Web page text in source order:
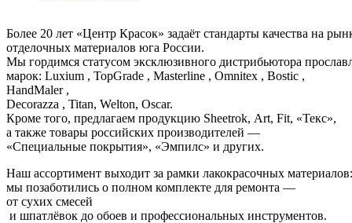
Более 20 лет «Центр Красок» задаёт стандарты качества на
отделочных материалов юга России.
Мы гордимся статусом эксклюзивного дистрибьютора
марок: Luxium , TopGrade , Masterline , Omnitex , Bostic ,
HandMaler ,
Decorazza , Titan, Welton, Oscar.
Кроме того, предлагаем продукцию Sheetrok, Art, Fit, «Текс»,
а также товары российских производителей —
«Специальные покрытия», «Эмпилс» и других.
Наш ассортимент выходит за рамки лакокрасочных
мы позаботились о полном комплекте для ремонта —
от сухих смесей
и шпатлёвок до обоев и профессиональных инструментов.